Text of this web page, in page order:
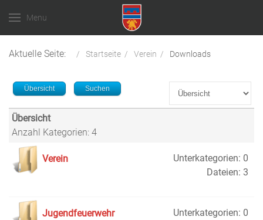
Menu
Aktuelle Seite: Startseite Verein Downloads
Übersicht Suchen
Übersicht
Anzahl Kategorien: 4
Verein
Unterkategorien: 0
Dateien: 3
Jugendfeuerwehr
Unterkategorien: 0